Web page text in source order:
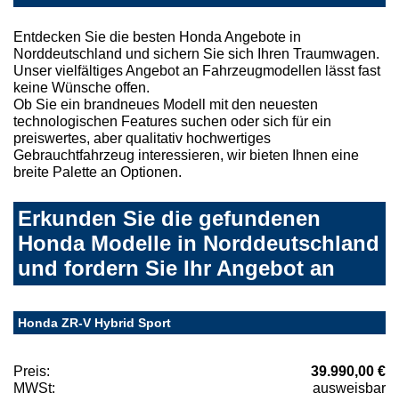
Entdecken Sie die besten Honda Angebote in
Norddeutschland und sichern Sie sich Ihren Traumwagen.
Unser vielfältiges Angebot an Fahrzeugmodellen lässt fast
keine Wünsche offen.
Ob Sie ein brandneues Modell mit den neuesten
technologischen Features suchen oder sich für ein
preiswertes, aber qualitativ hochwertiges
Gebrauchtfahrzeug interessieren, wir bieten Ihnen eine
breite Palette an Optionen.
Erkunden Sie die gefundenen
Honda Modelle in Norddeutschland
und fordern Sie Ihr Angebot an
Honda ZR-V Hybrid Sport
Preis:
39.990,00 €
MWSt:
ausweisbar